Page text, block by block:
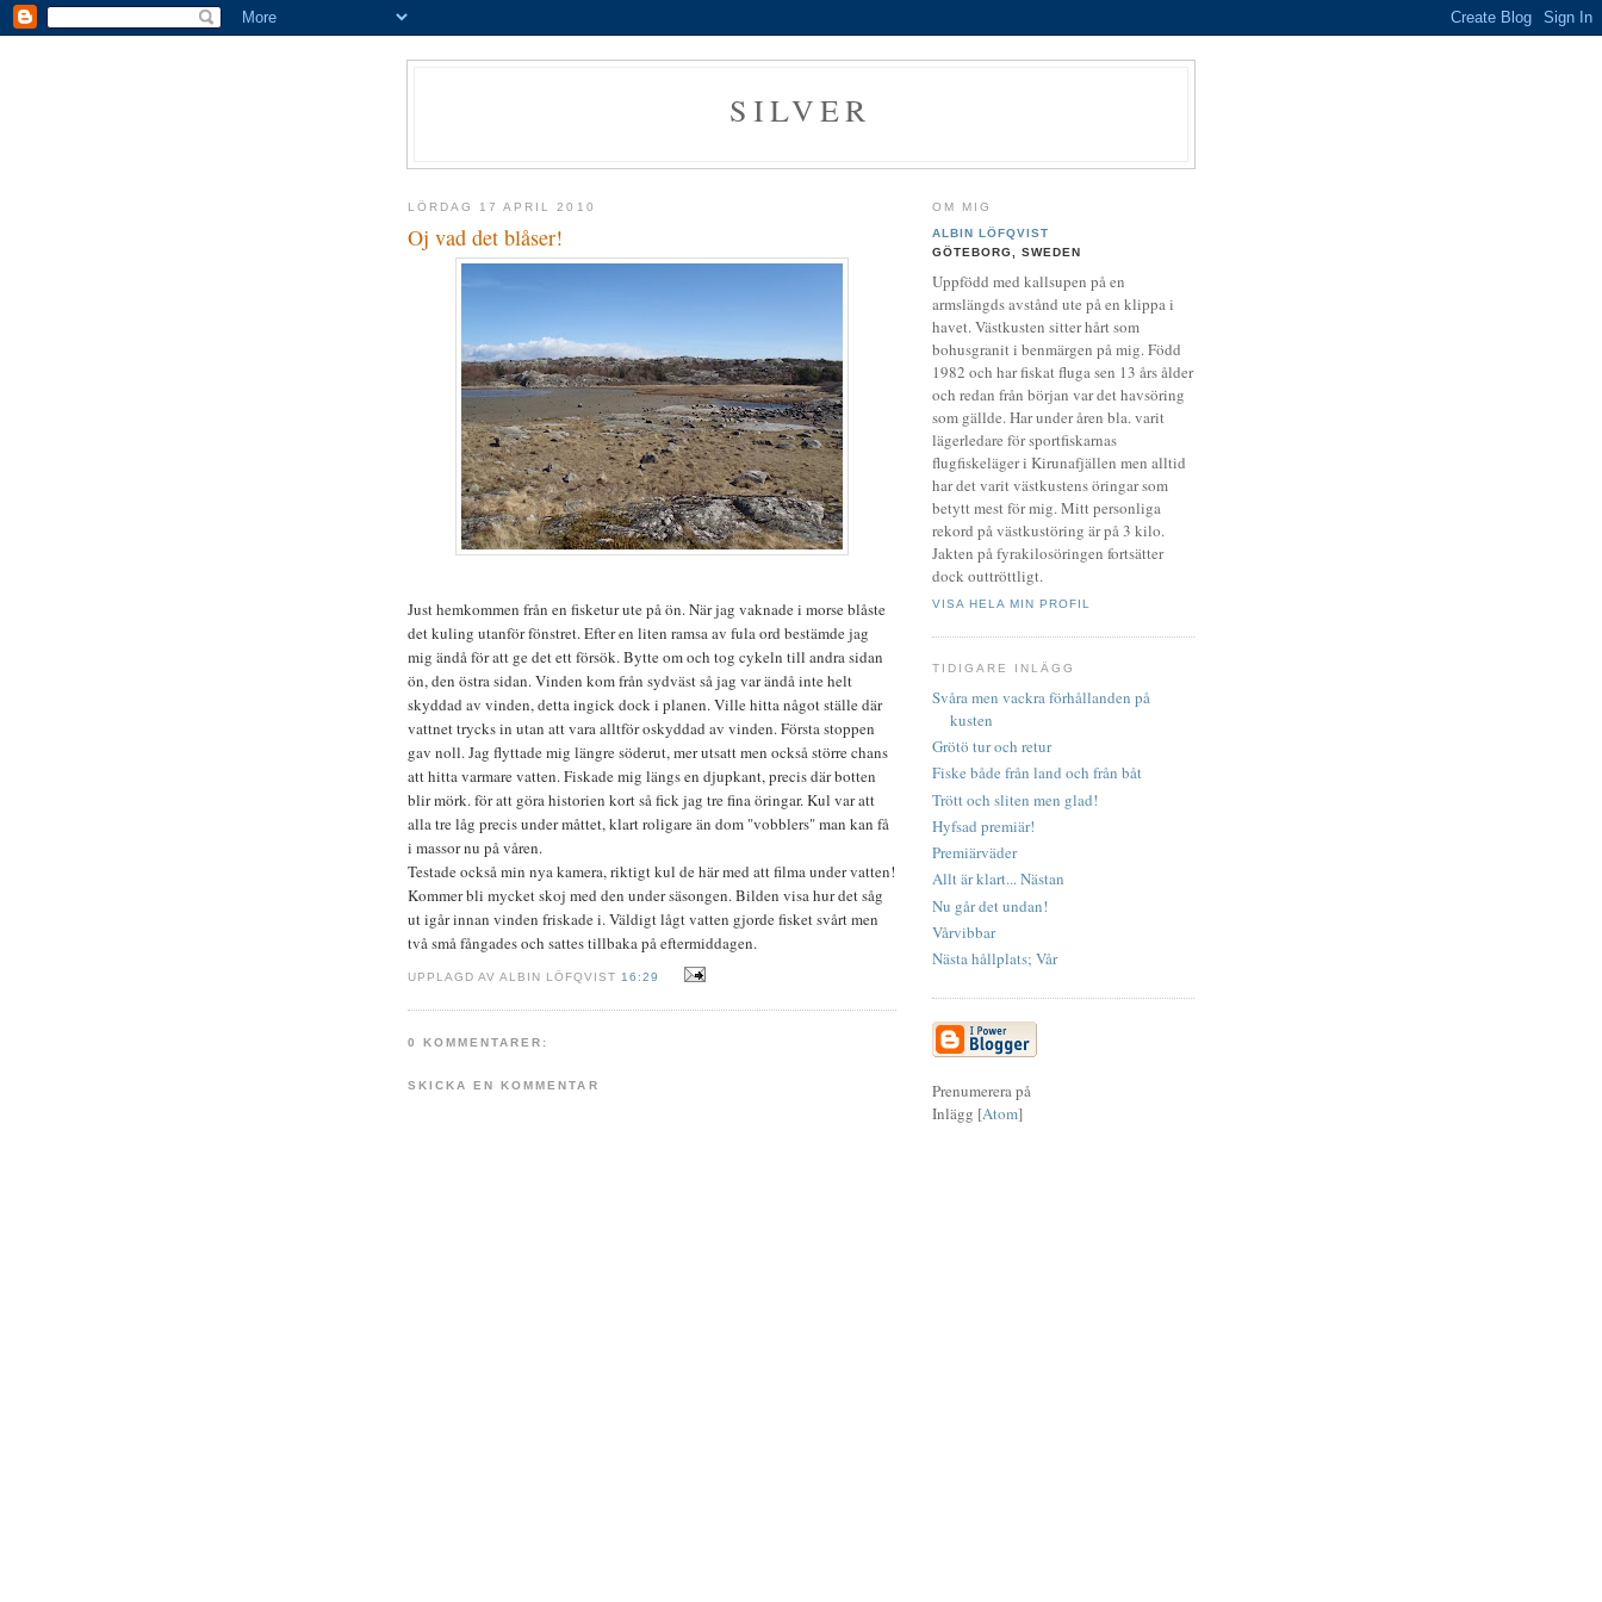
SILVER
LÖRDAG 17 APRIL 2010
Oj vad det blåser!
Just hemkommen från en fisketur ute på ön. När jag vaknade i morse blåste
det kuling utanför fönstret. Efter en liten ramsa av fula ord bestämde jag
mig ändå för att ge det ett försök. Bytte om och tog cykeln till andra sidan
ön, den östra sidan. Vinden kom från sydväst så jag var ändå inte helt
skyddad av vinden, detta ingick dock i planen. Ville hitta något ställe där
vattnet trycks in utan att vara alltför oskyddad av vinden. Första stoppen
gav noll. Jag flyttade mig längre söderut, mer utsatt men också större chans
att hitta varmare vatten. Fiskade mig längs en djupkant, precis där botten
blir mörk. för att göra historien kort så fick jag tre fina öringar. Kul var att
alla tre låg precis under måttet, klart roligare än dom "vobblers" man kan få
i massor nu på våren.
Testade också min nya kamera, riktigt kul de här med att filma under vatten!
Kommer bli mycket skoj med den under säsongen. Bilden visa hur det såg
ut igår innan vinden friskade i. Väldigt lågt vatten gjorde fisket svårt men
två små fångades och sattes tillbaka på eftermiddagen.
UPPLAGD AV ALBIN LÖFQVIST16:29
0 KOMMENTARER:
SKICKA EN KOMMENTAR
OM MIG
ALBIN LÖFQVIST
GÖTEBORG, SWEDEN
Uppfödd med kallsupen på en
armslängds avstånd ute på en klippa i
havet. Västkusten sitter hårt som
bohusgranit i benmärgen på mig. Född
1982 och har fiskat fluga sen 13 års ålder
och redan från början var det havsöring
som gällde. Har under åren bla. varit
lägerledare för sportfiskarnas
flugfiskeläger i Kirunafjällen men alltid
har det varit västkustens öringar som
betytt mest för mig. Mitt personliga
rekord på västkustöring är på 3 kilo.
Jakten på fyrakilosöringen fortsätter
dock outtröttligt.
VISA HELA MIN PROFIL
TIDIGARE INLÄGG
Svåra men vackra förhållanden på
kusten
Grötö tur och retur
Fiske både från land och från båt
Trött och sliten men glad!
Hyfsad premiär!
Premiärväder
Allt är klart... Nästan
Nu går det undan!
Vårvibbar
Nästa hållplats; Vår
Prenumerera på
Inlägg [Atom]